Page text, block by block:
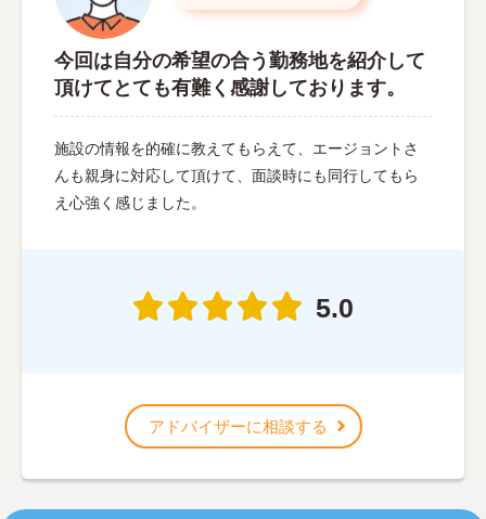
今回は自分の希望の合う勤務地を紹介して
頂けてとても有難く感謝しております。
施設の情報を的確に教えてもらえて、エージョントさ
んも親身に対応して頂けて、面談時にも同行してもら
え心強く感じました。
5.0
アドバイザーに相談する